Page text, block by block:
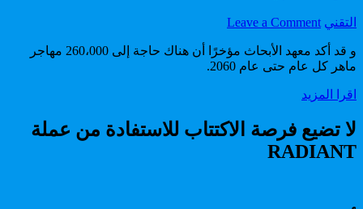
Author:
التقني Leave a Comment
on
تعتمد
قانون
جميع
التفاصيل
و قد أكد معهد الأبحاث مؤخرًا أن هناك حاجة إلى 260،000 مهاجر
ماهر كل عام حتى عام 2060.
اقرا المزيد
قانون
الهجرة
للعمال،
لا تضيع فرصة الاكتتاب للاستفادة من عملة
RADIANT